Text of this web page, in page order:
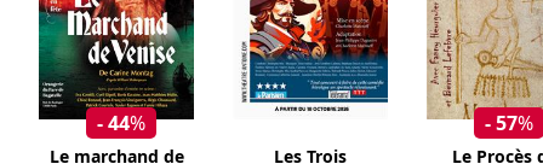
- 44%
Le marchand de
Les Trois
- 57%
Le Procès